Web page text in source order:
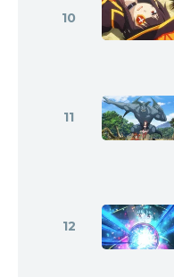
10
11
12